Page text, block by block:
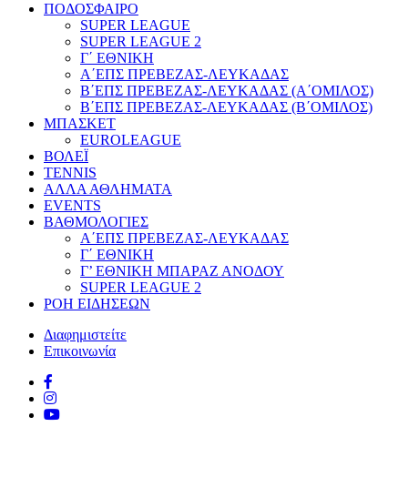
ΠΟΔΟΣΦΑΙΡΟ
SUPER LEAGUE
SUPER LEAGUE 2
Γ΄ ΕΘΝΙΚΗ
Α΄ΕΠΣ ΠΡΕΒΕΖΑΣ-ΛΕΥΚΑΔΑΣ
Β΄ΕΠΣ ΠΡΕΒΕΖΑΣ-ΛΕΥΚΑΔΑΣ (Α΄ΟΜΙΛΟΣ)
Β΄ΕΠΣ ΠΡΕΒΕΖΑΣ-ΛΕΥΚΑΔΑΣ (Β΄ΟΜΙΛΟΣ)
ΜΠΑΣΚΕΤ
EUROLEAGUE
ΒΟΛΕΪ
TENNIS
ΑΛΛΑ ΑΘΛΗΜΑΤΑ
EVENTS
ΒΑΘΜΟΛΟΓΙΕΣ
Α΄ΕΠΣ ΠΡΕΒΕΖΑΣ-ΛΕΥΚΑΔΑΣ
Γ΄ ΕΘΝΙΚΗ
Γ’ ΕΘΝΙΚΗ ΜΠΑΡΑΖ ΑΝΟΔΟΥ
SUPER LEAGUE 2
ΡΟΗ ΕΙΔΗΣΕΩΝ
Διαφημιστείτε
Επικοινωνία